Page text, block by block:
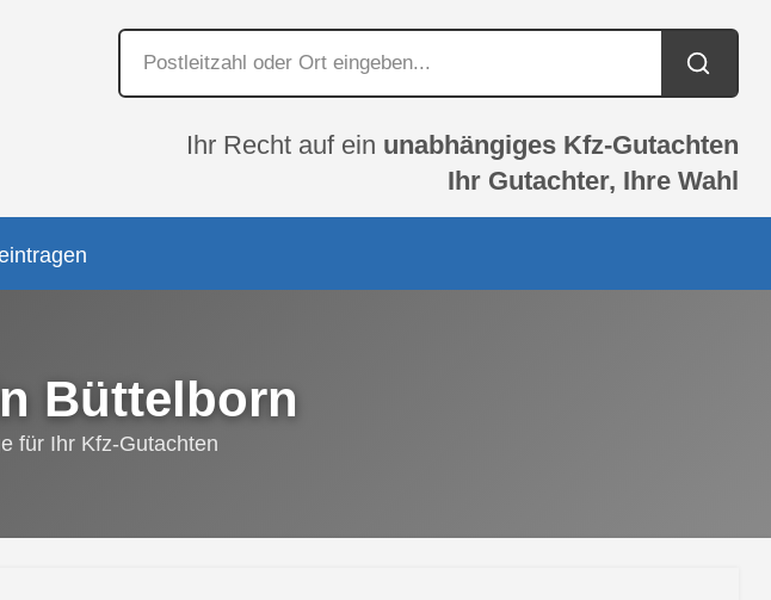
Ihr Recht auf ein unabhängiges Kfz-Gutachten
Ihr Gutachter, Ihre Wahl
Büttelborn
für Ihr Kfz-Gutachten